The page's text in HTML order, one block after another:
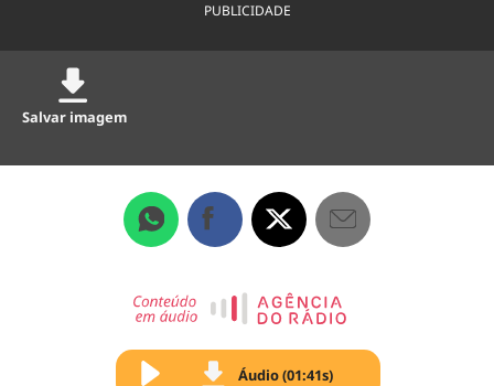
PUBLICIDADE
Salvar imagem
Áudio (01:41s)